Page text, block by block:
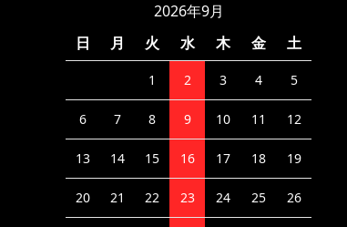
2026年9月
日
月 火 水 木 金 土
1 2 3 4 5
6 7 8 9 10 11 12
13 14 15 16 17 18 19
20 21 22 23 24 25 26